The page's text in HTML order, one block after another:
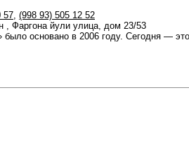
57, (998 93) 505 12 52
, Фаргона йули улица, дом 23/53
основано в 2006 году. Сегодня —